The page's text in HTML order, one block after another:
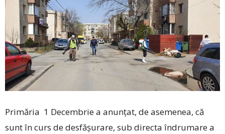
Primăria 1 Decembrie a anunțat, de asemenea, că
sunt în curs de desfășurare, sub directa îndrumare a